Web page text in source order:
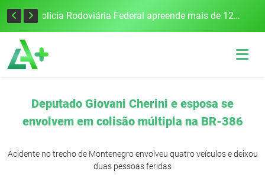
Tecnologia inovadora desenvolvida na UFSM/FW utiliza drones e IA para monitorar a qualidade da água Polícia Rodoviária Federal apreende mais de 120 quilos de maconha na BR-386, em Frederico Westphalen
Deputado Giovani Cherini e esposa se
envolvem em colisão múltipla na BR-386
Acidente no trecho de Montenegro envolveu quatro veículos e deixou
duas pessoas feridas